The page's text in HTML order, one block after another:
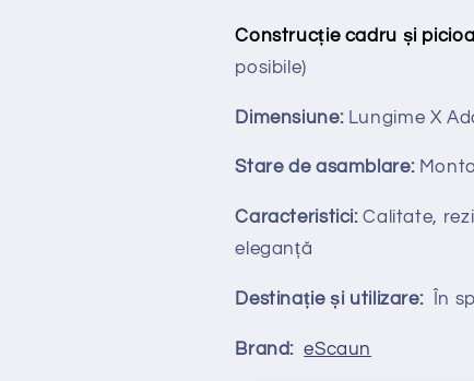
Construcție cadru și
posibile)
Dimensiune: Lungime X
Stare de asamblare:
Caracteristici:Calitate,
eleganță
Destinație și utilizare:În
Brand:eScaun